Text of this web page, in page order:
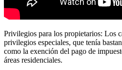
Privilegios para los propietarios: Los
privilegios especiales, que tenía
como la exención del pago de
áreas residenciales.